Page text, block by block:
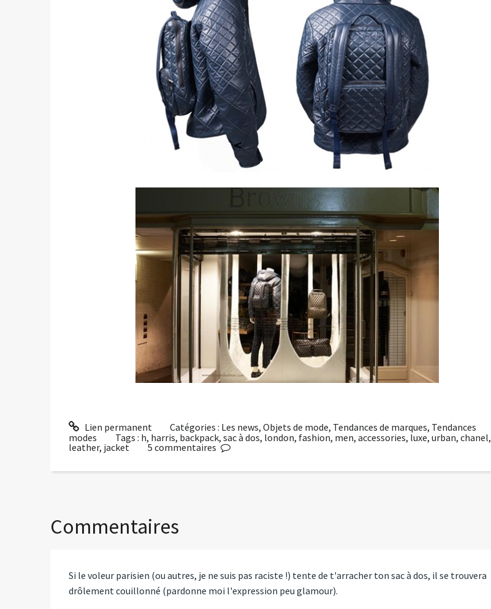
Lien permanent Catégories : Les news,Objets de mode, Tendances de marques, Tendances
modes
Tags : h, harris, backpack, sac à dos, london, fashion, men, accessories, luxe, urban, chanel,
leather, jacket 5 commentaires
Commentaires
Si le voleur parisien (ou autres, je ne suis pas raciste !) tente de t'arracher ton sac à dos, il se trouvera
drôlement couillonné (pardonne moi l'expression peu glamour).